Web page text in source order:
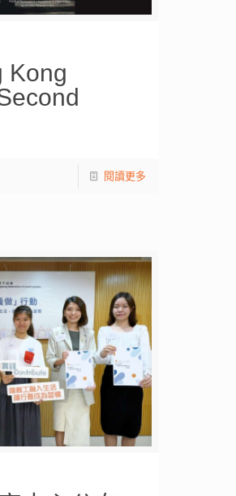
Kong
閱讀更多